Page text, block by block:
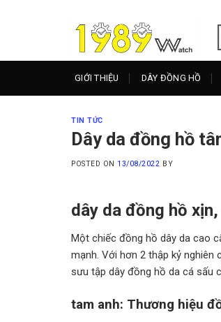
GIỚI THIỆU DÂY ĐỒNG HỒ
TIN TỨC
Dây da đồng hồ
POSTED ON 13/08/2022 BY
dây da đồng hồ
Một chiếc đồng hồ dây da cao
mạnh. Với hơn 2 thập kỷ
sưu tập dây đồng hồ da cá sấu
tam anh: Thương hiệu